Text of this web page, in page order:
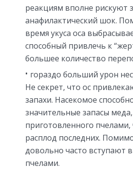
реакциям вполне рискуют
анафилактический шок.
время укуса оса
способный привлечь к
большее количество
гораздо больший урон
Не секрет, что ос
запахи. Насекомое
значительные запасы меда,
приготовленного пчелами,
расплод последних.
довольно часто вступают в
пчелами.